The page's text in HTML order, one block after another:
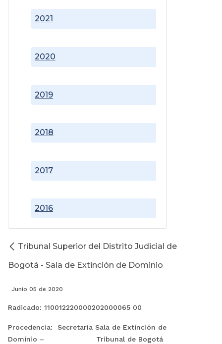
2016
2017
2018
2019
2020
2021
Tribunal Superior del Distrito Judicial de
Bogotá - Sala de Extinción de Dominio
Junio 05 de 2020
Radicado: 110012220000202000065 00
Procedencia: Secretaría Sala de Extinción de
Dominio – Tribunal de Bogotá